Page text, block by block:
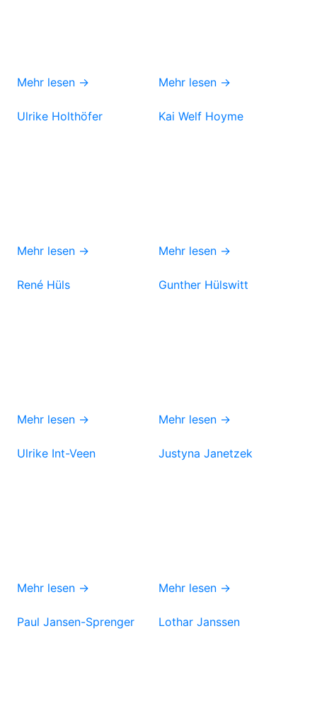
Mehr lesen → Mehr lesen →
Ulrike Holthöfer
Mehr lesen →
Kai Welf Hoyme
Mehr lesen →
René Hüls
Mehr lesen →
Gunther Hülswitt
Mehr lesen →
Ulrike Int-Veen
Mehr lesen →
Justyna Janetzek
Mehr lesen →
Paul Jansen-Sprenger Lothar Janssen